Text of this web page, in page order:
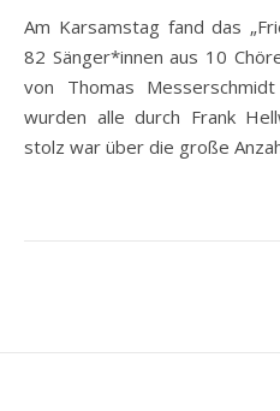
Am Karsamstag fand das „Friedenssingen Fuldatal“ statt.
82 Sänger*innen aus 10
von Thomas
wurden alle durch Frank
stolz war über die große